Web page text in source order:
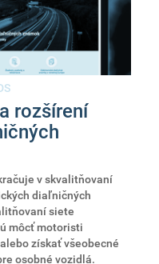
rozšírení
v skvalitňovaní
diaľničných
siete
môcť motoristi
získať všeobecné
osobné vozidlá.